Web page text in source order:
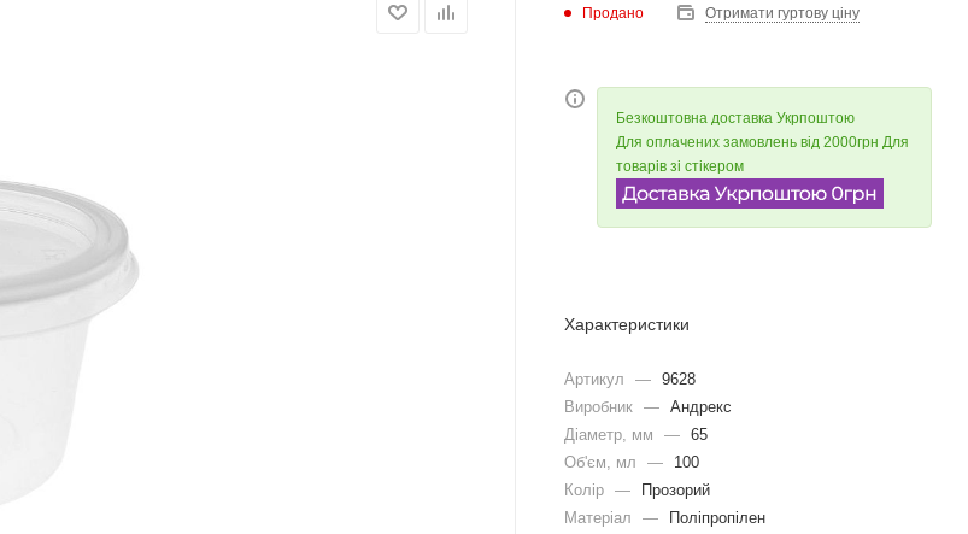
Продано Отримати гуртову ціну
Безкоштовна доставка Укрпоштою
Для оплачених замовлень від 2000грн Для
товарів зі стікером
Характеристики
Артикул — 9628
Виробник — Андрекс
Діаметр, мм
— 65
Об'єм, мл
—
100
Колір —
Прозорий
Матеріал
—
Поліпропілен